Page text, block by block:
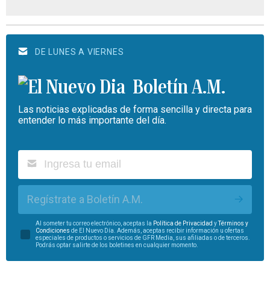
DE LUNES A VIERNES
Boletín A.M.
Las noticias explicadas de forma sencilla y directa para
entender lo más importante del día.
Regístrate a Boletín A.M.
Al someter tu correo electrónico, aceptas la Política de Privacidad yTérminos y
Condiciones de El Nuevo Día. Además, aceptas recibir información u ofertas
especiales de productos o servicios de GFR Media, sus afiliadas o de terceros.
Podrás optar salirte de los boletines en cualquier momento.